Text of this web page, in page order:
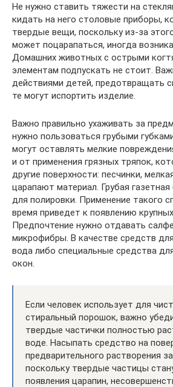
Не нужно ставить тяжести на
кидать на него столовые приборы,
твердые вещи, поскольку из-за
может поцарапаться, иногда
Домашних животных с острыми
элементам подпускать не стоит.
действиями детей, предотвращать
те могут испортить изделие.
Важно правильно ухаживать за
нужно пользоваться грубыми
могут оставлять мелкие
и от применения грязных тряпок,
другие поверхности: песчинки,
царапают материал. Грубая
для полировки. Применение такого
время приведет к появлению
Предпочтение нужно отдавать
микрофибры. В качестве средств
вода либо специальные средства
окон.
Если человек использует для
стиральный порошок, важно
твердые частички полностью
воде. Насыпать средство на
предварительного растворения
поскольку твердые частицы
появления царапин,